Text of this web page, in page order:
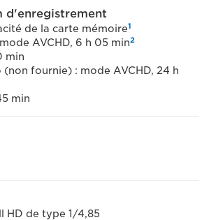
d'enregistrement
de la carte mémoire1
AVCHD, 6 h 05 min2
min
(non fournie) : mode AVCHD, 24 h
min
HD de type 1/4,85